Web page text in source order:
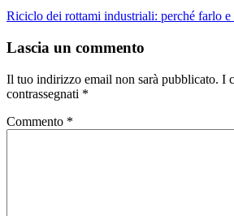
Riciclo dei rottami industriali: perché farlo
Lascia un commento
Il tuo indirizzo email non sarà pubblicato. I
contrassegnati *
Commento *